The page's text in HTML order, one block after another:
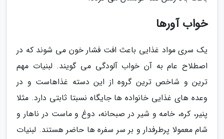
خواب آورها
یک سری مواد غذایی باعث افت فشار خون می شوند که در
اصطلاح عام به آن خواب آلودگی می گویند. لبنیات مهم
ترین و شاخص ترین گروه از این دسته غذاهاست و در
وعده های غذایی خانواده ها جایگاه نسبتا ثابتی دارد. مثلا
پنیر، کره، خامه و شیر در صبحانه، دوغ و ماست در ناهار و
شام معمولا پرطرفدار و بر سر سفره ها حاضر هستند. لبنیات